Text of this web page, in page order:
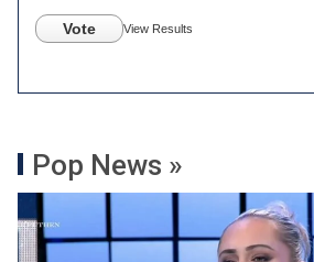
Vote View Results
Pop News »